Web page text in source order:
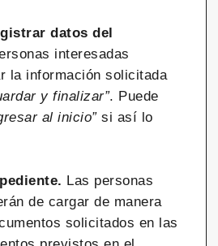
datos del
interesadas
la información solicitada
y finalizar”. Puede
al inicio”si así lo
Las personas
de cargar de manera
solicitados en las